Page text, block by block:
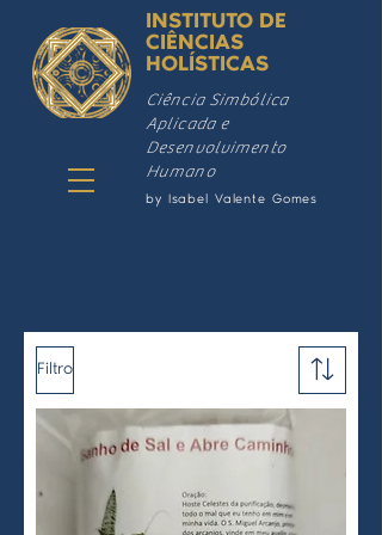
INSTITUTO DE
CIÊNCIAS
HOLÍSTICAS
by Isabel Valente Gomes
Ciência Simbólica
Aplicada e
Desenvolvimento
Humano
Filtro